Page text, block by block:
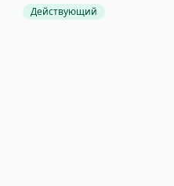
Действующий